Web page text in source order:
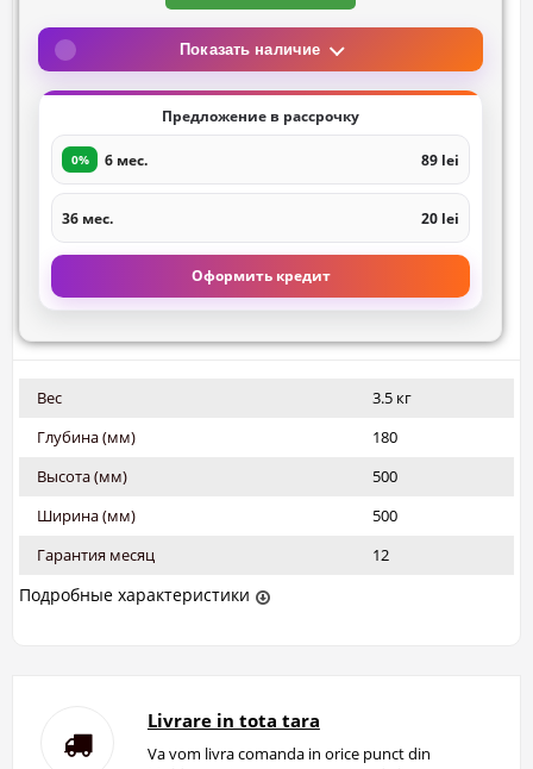
Показать наличие
Предложение в рассрочку
0% 6 мес. 89 lei
36 мес. 20 lei
Оформить кредит
Вес
3.5 кг
Глубина (мм)
180
Высота (мм)
500
Ширина (мм)
500
Гарантия месяц
12
Подробные характеристики
Livrare in tota tara
Va vom livra comanda in orice punct din